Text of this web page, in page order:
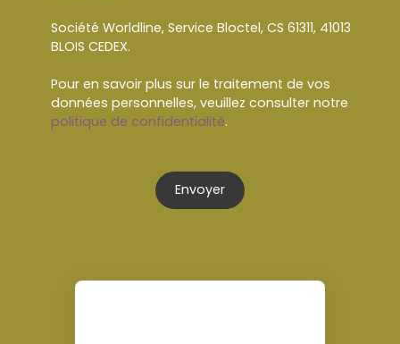
Société Worldline, Service Bloctel, CS 61311, 41013
BLOIS CEDEX.
Pour en savoir plus sur le traitement de vos
données personnelles, veuillez consulter notre
politique de confidentialité.
Envoyer